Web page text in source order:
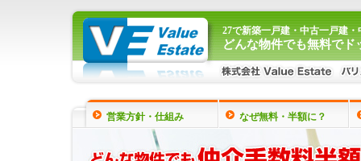
27で新築一戸建・中古一戸建
どんな物件でも無料でド
営業方針・仕組み なぜ無料・半額に？